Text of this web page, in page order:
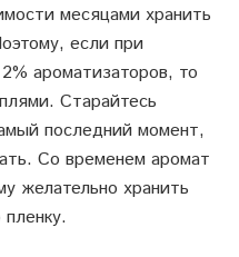
месяцами хранить
если при
ароматизаторов, то
Старайтесь
последний момент,
Со временем аромат
желательно хранить